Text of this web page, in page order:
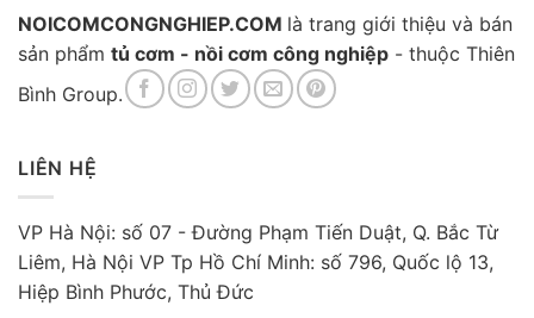
NOICOMCONGNGHIEP.COM là trang giới thiệu và bán
sản phẩm tủ cơm - nồi cơm công nghiệp - thuộc Thiên
Bình Group.
LIÊN HỆ
VP Hà Nội: số 07 - Đường Phạm Tiến Duật, Q. Bắc Từ
Liêm, Hà Nội VP Tp Hồ Chí Minh: số 796, Quốc lộ 13,
Hiệp Bình Phước, Thủ Đức